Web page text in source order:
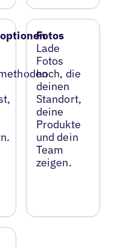
Fotos
Lade
Fotos
hoch, die
deinen
Standort,
deine
Produkte
und dein
Team
zeigen.